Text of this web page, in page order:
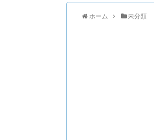
ホーム 未分類